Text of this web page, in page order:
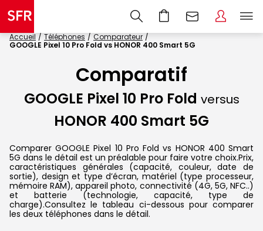
Accueil Téléphones
Comparateur
GOOGLE Pixel 10 Pro Fold vs HONOR 400 Smart 5G
Comparatif
GOOGLE Pixel 10 Pro Fold versus
HONOR 400 Smart 5G
Comparer GOOGLE Pixel 10 Pro Fold vs HONOR 400 Smart
5G dans le détail est un préalable pour faire votre choix.Prix,
caractéristiques générales (capacité, couleur, date de
sortie), design et type d’écran, matériel (type processeur,
mémoire RAM), appareil photo, connectivité (4G, 5G, NFC..)
et batterie (technologie, capacité, type de
charge).Consultez le tableau ci-dessous pour comparer
les deux téléphones dans le détail.